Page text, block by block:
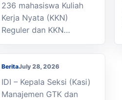
236 mahasiswa Kuliah
Kerja Nyata (KKN)
Reguler dan KKN…
Kasi Cabdisdik
Kabupaten Aceh Timur
Antar Tugas Kepala
SMKN 1 Julok
BeritaJuly 28, 2026
IDI – Kepala Seksi (Kasi)
Manajemen GTK dan